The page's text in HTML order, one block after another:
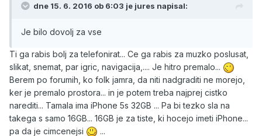
dne 15. 6. 2016 ob 6:03 je jures napisal:
Je bilo dovolj za vse
Ti ga rabis bolj za telefonirat... Ce ga rabis za muzko poslusat,
slikat, snemat, par igric, navigacija,.... Je hitro premalo...
Berem po forumih, ko folk jamra, da niti nadgraditi ne morejo,
ker je premalo prostora... in je potem treba najprej cistko
narediti... Tamala ima iPhone 5s 32GB ... Pa bi tezko sla na
takega s samo 16GB... 16GB je za tiste, ki hocejo imeti iPhone...
pa da je cimcenejsi
...